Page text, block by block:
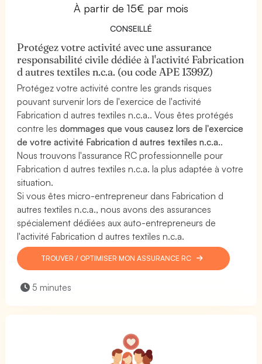
À partir de 15€ par mois
CONSEILLÉ
Protégez votre activité avec une assurance
responsabilité civile dédiée à l'activité Fabrication
d autres textiles n.c.a. (ou code APE 1399Z)
Protégez votre activité contre les grands risques
pouvant survenir lors de l'exercice de l'activité
Fabrication d autres textiles n.c.a.. Vous êtes protégés
contre lesdommages que vous causez lors de l'exercice
de votre activité Fabrication d autres textiles n.c.a..
Nous trouvons l'assurance RC professionnelle pour
Fabrication d autres textiles n.c.a. la plus adaptée à votre
situation.
Si vous êtes micro-entrepreneur dans Fabrication d
autres textiles n.c.a., nous avons des assurances
spécialement dédiées aux auto-entrepreneurs de
l'activité Fabrication d autres textiles n.c.a.
TROUVER / OPTIMISER MON ASSURANCE RC
5 minutes